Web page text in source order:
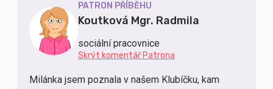
PATRON PŘÍBĚHU
Koutková Mgr. Radmila
sociální pracovnice
Skrýt komentář Patrona
Milánka jsem poznala v našem Klubíčku, kam